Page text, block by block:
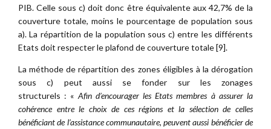
PIB. Celle sous c) doit donc être équivalente aux 42,7% de la
couverture totale, moins le pourcentage de population sous
a). La répartition de la population sous c) entre les différents
Etats doit respecter le plafond de couverture totale [9].
La méthode de répartition des zones éligibles à la dérogation
sous c) peut aussi se fonder sur les zonages
structurels : « Afin d’encourager les Etats membres à assurer la
cohérence entre le choix de ces régions et la sélection de celles
bénéficiant de l’assistance communautaire, peuvent aussi bénéficier de